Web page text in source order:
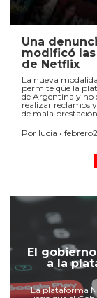
Una
modificó
de Netflix
La nueva
permite que la
de Argentina y no
realizar reclamos
de mala
Por lucia •
El
a la
La plataforma